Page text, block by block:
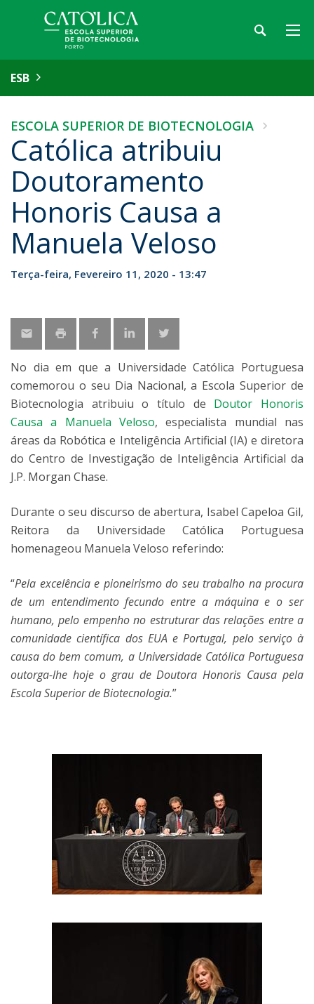
ESB
ESCOLA SUPERIOR DE BIOTECNOLOGIA
Católica atribuiu
Doutoramento
Honoris Causa a
Manuela Veloso
Terça-feira, Fevereiro 11, 2020 - 13:47
No dia em que a Universidade Católica Portuguesa
comemorou o seu Dia Nacional, a Escola Superior de
Biotecnologia atribuiu o título de Doutor Honoris
Causa a Manuela Veloso, especialista mundial nas
áreas da Robótica e Inteligência Artificial (IA) e diretora
do Centro de Investigação de Inteligência Artificial da
J.P. Morgan Chase.
Durante o seu discurso de abertura, Isabel Capeloa Gil,
Reitora da Universidade Católica Portuguesa
homenageou Manuela Veloso referindo:
“Pela excelência e pioneirismo do seu trabalho na procura
de um entendimento fecundo entre a máquina e o ser
humano, pelo empenho no estruturar das relações entre a
comunidade científica dos EUA e Portugal, pelo serviço à
causa do bem comum, a Universidade Católica Portuguesa
outorga-lhe hoje o grau de Doutora Honoris Causa pela
Escola Superior de Biotecnologia.”